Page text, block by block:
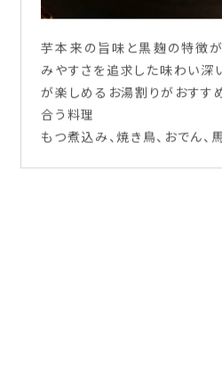
芋本来の旨味と黒麹の特徴
みやすさを追求した味わい深
が楽しめるお湯割りがおすす
合う料理
もつ煮込み、焼き鳥、おでん、